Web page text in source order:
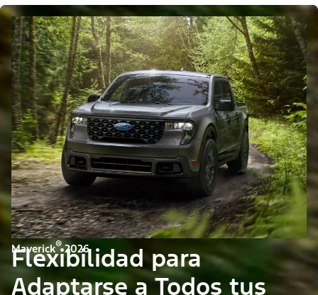
Maverick®2026
Flexibilidad para
Adaptarse a Todos tus